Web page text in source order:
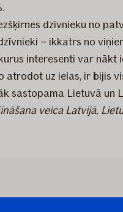
dzīvnieku no
– ikkatrs no
interesenti var
atrodot uz ielas, ir bijis
sastopama Lietuvā un
veica Latvijā,